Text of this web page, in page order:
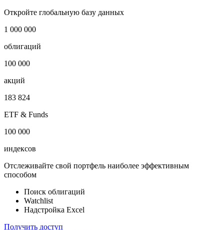
Откройте глобальную базу данных
1 000 000
облигаций
100 000
акций
183 824
ETF & Funds
100 000
индексов
Отслеживайте свой портфель наиболее эффективным
способом
Поиск облигаций
Watchlist
Надстройка Excel
Получить доступ